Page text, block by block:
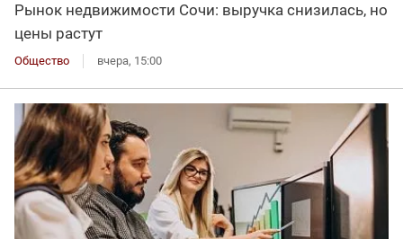
Рынок недвижимости Сочи: выручка снизилась, но
цены растут
Общество вчера, 15:00